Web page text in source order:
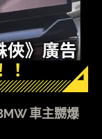
車主嬲爆